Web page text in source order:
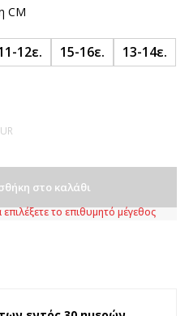
CM
12ε. 15-16ε.
13-14ε.
στο καλάθι
το επιθυμητό μέγεθος